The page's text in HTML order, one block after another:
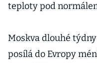
teploty pod
Moskva dlouhé
posílá do Evropy